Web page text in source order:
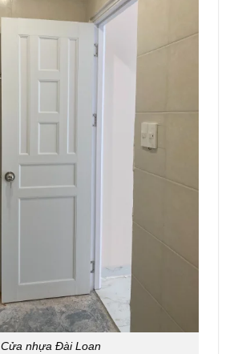
Cửa nhựa Đài Loan